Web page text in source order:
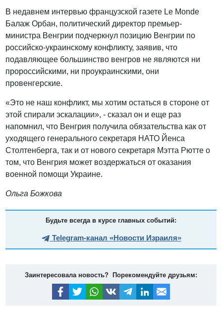
В недавнем интервью французской газете Le Monde
Балаж Орбан, политический директор премьер-
министра Венгрии подчеркнул позицию Венгрии по
российско-украинскому конфликту, заявив, что
подавляющее большинство венгров не являются ни
пророссийскими, ни проукраинскими, они
провенгерские.
«Это не наш конфликт, мы хотим остаться в стороне от
этой спирали эскалации», - сказал он и еще раз
напомнил, что Венгрия получила обязательства как от
уходящего генерального секретаря НАТО Йенса
Столтенберга, так и от нового секретаря Мэтта Рютте о
том, что Венгрия может воздержаться от оказания
военной помощи Украине.
Ольга Божкова
Будьте всегда в курсе главных событий:
Telegram-канал «Новости Израиля»
Заинтересовала новость? Порекомендуйте друзьям: